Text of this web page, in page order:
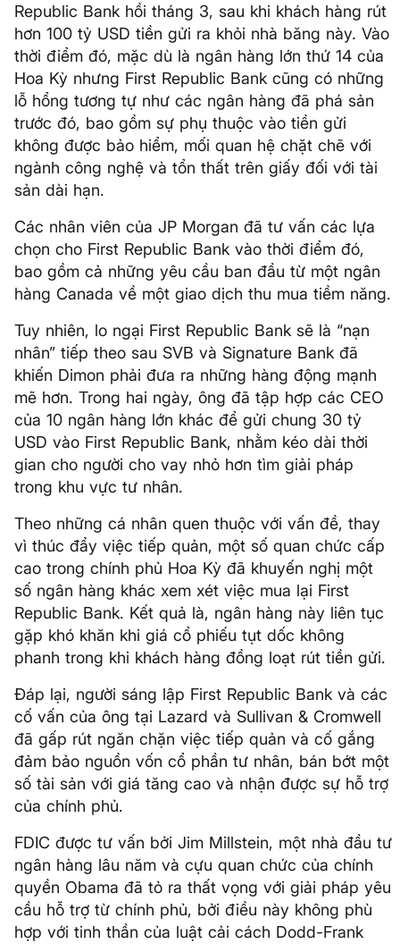
Republic Bank hồi tháng 3, sau khi khách hàng rút
hơn 100 tỷ USD tiền gửi ra khỏi nhà băng này. Vào
thời điểm đó, mặc dù là ngân hàng lớn thứ 14 của
Hoa Kỳ nhưng First Republic Bank cũng có những
lỗ hổng tương tự như các ngân hàng đã phá sản
trước đó, bao gồm sự phụ thuộc vào tiền gửi
không được bảo hiểm, mối quan hệ chặt chẽ với
ngành công nghệ và tổn thất trên giấy đối với tài
sản dài hạn.
Các nhân viên của JP Morgan đã tư vấn các lựa
chọn cho First Republic Bank vào thời điểm đó,
bao gồm cả những yêu cầu ban đầu từ một ngân
hàng Canada về một giao dịch thu mua tiềm năng.
Tuy nhiên, lo ngại First Republic Bank sẽ là “nạn
nhân” tiếp theo sau SVB và Signature Bank đã
khiến Dimon phải đưa ra những hàng động mạnh
mẽ hơn. Trong hai ngày, ông đã tập hợp các CEO
của 10 ngân hàng lớn khác để gửi chung 30 tỷ
USD vào First Republic Bank, nhằm kéo dài thời
gian cho người cho vay nhỏ hơn tìm giải pháp
trong khu vực tư nhân.
Theo những cá nhân quen thuộc với vấn đề, thay
vì thúc đẩy việc tiếp quản, một số quan chức cấp
cao trong chính phủ Hoa Kỳ đã khuyến nghị một
số ngân hàng khác xem xét việc mua lại First
Republic Bank. Kết quả là, ngân hàng này liên tục
gặp khó khăn khi giá cổ phiếu tụt dốc không
phanh trong khi khách hàng đồng loạt rút tiền gửi.
Đáp lại, người sáng lập First Republic Bank và các
cố vấn của ông tại Lazard và Sullivan & Cromwell
đã gấp rút ngăn chặn việc tiếp quản và cố gắng
đảm bảo nguồn vốn cổ phần tư nhân, bán bớt một
số tài sản với giá tăng cao và nhận được sự hỗ trợ
của chính phủ.
FDIC được tư vấn bởi Jim Millstein, một nhà đầu tư
ngân hàng lâu năm và cựu quan chức của chính
quyền Obama đã tỏ ra thất vọng với giải pháp yêu
cầu hỗ trợ từ chính phủ, bởi điều này không phù
hợp với tinh thần của luật cải cách Dodd-Frank